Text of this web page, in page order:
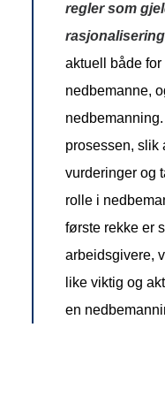
regler som
aktuell både
nedbemanne,
prosessen, slik
vurderinger og
rolle i
første rekke er
arbeidsgivere,
like viktig og
en